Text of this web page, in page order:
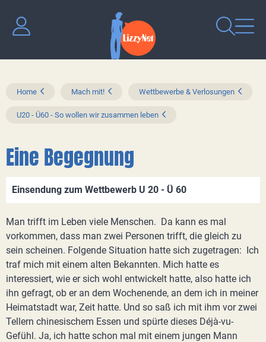
Home Mach mit! Wettbewerbe & Verlosungen
U20 - Ü60 - So wollen wir zusammen leben
Eine Begegnung
Einsendung zum Wettbewerb U 20 - Ü 60
Man trifft im Leben viele Menschen. Da kann es mal
vorkommen, dass man zwei Personen trifft, die gleich zu
sein scheinen. Folgende Situation hatte sich zugetragen: Ich
traf mich mit einem alten Bekannten. Mich hatte es
interessiert, wie er sich wohl entwickelt hatte, also hatte ich
ihn gefragt, ob er an dem Wochenende, an dem ich in meiner
Heimatstadt war, Zeit hatte. Und so saß ich mit ihm vor zwei
Tellern chinesischem Essen und spürte dieses Déjà-vu-
Gefühl. Ja, ich hatte schon mal mit einem jungen Mann